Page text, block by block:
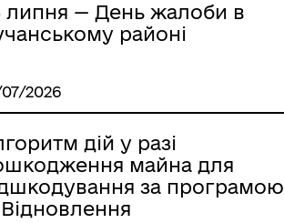
липня — День жалоби в
районі
2026
дій у разі
майна для
за програмою